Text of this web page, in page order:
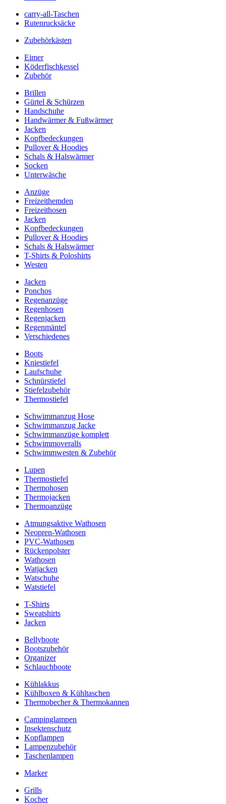
carry-all-Taschen
Rutenrucksäcke
Zubehörkästen
Eimer
Köderfischkessel
Zubehör
Brillen
Gürtel & Schürzen
Handschuhe
Handwärmer & Fußwärmer
Jacken
Kopfbedeckungen
Pullover & Hoodies
Schals & Halswärmer
Socken
Unterwäsche
Anzüge
Freizeithemden
Freizeithosen
Jacken
Kopfbedeckungen
Pullover & Hoodies
Schals & Halswärmer
T-Shirts & Poloshirts
Westen
Jacken
Ponchos
Regenanzüge
Regenhosen
Regenjacken
Regenmäntel
Verschiedenes
Boots
Kniestiefel
Laufschuhe
Schnürstiefel
Stiefelzubehör
Thermostiefel
Schwimmanzug Hose
Schwimmanzug Jacke
Schwimmanzüge komplett
Schwimmoveralls
Schwimmwesten & Zubehör
Lupen
Thermostiefel
Thermohosen
Thermojacken
Thermoanzüge
Atmungsaktive Wathosen
Neopren-Wathosen
PVC-Wathosen
Rückenpolster
Wathosen
Watjacken
Watschuhe
Watstiefel
T-Shirts
Sweatshirts
Jacken
Bellyboote
Bootszubehör
Organizer
Schlauchboote
Kühlakkus
Kühlboxen & Kühltaschen
Thermobecher & Thermokannen
Campinglampen
Insektenschutz
Kopflampen
Lampenzubehör
Taschenlampen
Marker
Grills
Kocher